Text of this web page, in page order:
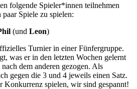
folgende Spieler*innen teilnehmen
Spiele zu spielen:
(und Leon)
Turnier in einer Fünfergruppe.
was er in den letzten Wochen gelernt
dem anderen gezogen. Als
gegen die 3 und 4 jeweils einen Satz.
Konkurrenz spielen, wir sind gespannt!